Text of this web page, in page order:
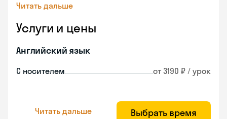
Читать дальше
Услуги и цены
Английский язык
С носителем от 3190 ₽ / урок
Читать дальше Выбрать время